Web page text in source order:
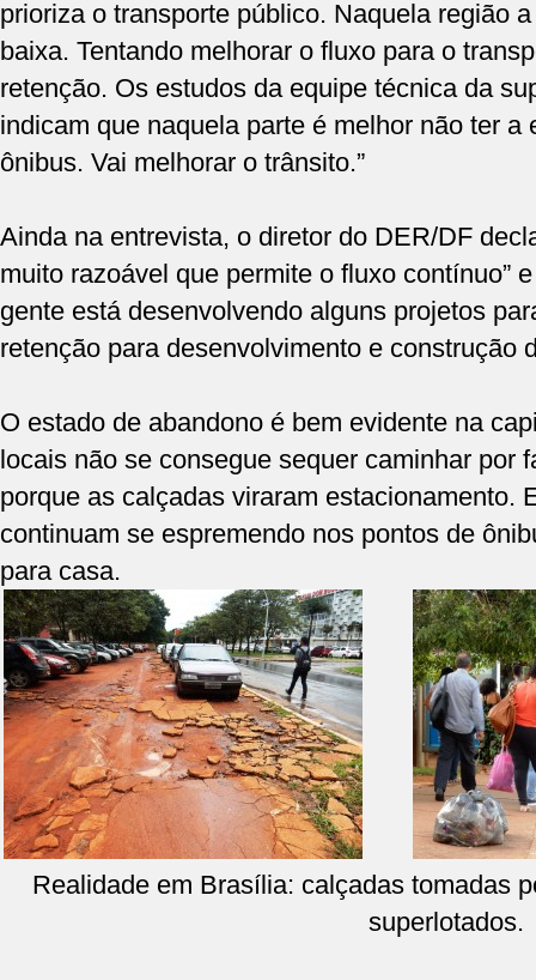
prioriza o transporte público. Naquela região
baixa. Tentando melhorar o fluxo para o
retenção. Os estudos da equipe técnica da
indicam que naquela parte é melhor não ter
ônibus. Vai melhorar o trânsito.”
Ainda na entrevista, o diretor do DER/DF
muito razoável que permite o fluxo contínuo”
gente está desenvolvendo alguns projetos
retenção para desenvolvimento e construção
O estado de abandono é bem evidente na
locais não se consegue sequer caminhar por
porque as calçadas viraram estacionamento.
continuam se espremendo nos pontos de
para casa.
Realidade em Brasília: calçadas tomadas
superlotados.